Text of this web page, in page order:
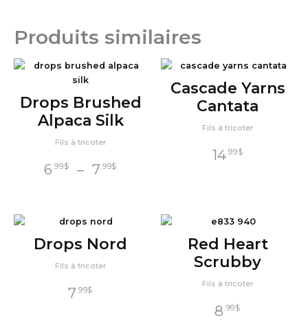
Produits similaires
Drops Brushed
Alpaca Silk
Fils à tricoter
6 .99$ – 7.99$Plage
à
Cascade Yarns
Cantata
Fils à tricoter
14.99$
Drops Nord
Fils à tricoter
7 .99$
Red Heart
Scrubby
Fils à tricoter
8 .99$